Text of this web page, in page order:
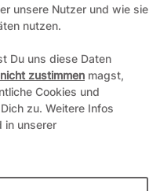
für Anrufe
ggf. zzgl.
unsere Nutzer und wie sie
nutzen.
Du uns diese Daten
nicht zustimmen magst,
Cookies und
zu. Weitere Infos
in unserer